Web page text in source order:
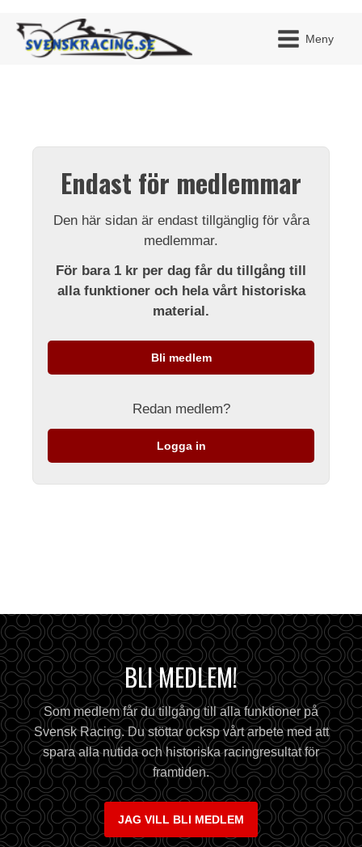
Meny
Endast för medlemmar
Den här sidan är endast tillgänglig för våra
medlemmar.
För bara 1 kr per dag får du tillgång till
alla funktioner och hela vårt historiska
material.
Bli medlem
Redan medlem?
Logga in
BLI MEDLEM!
Som medlem får du tillgång till alla funktioner på
Svensk Racing. Du stöttar ocksp vårt arbete med att
spara alla nutida och historiska racingresultat för
framtiden.
JAG VILL BLI MEDLEM